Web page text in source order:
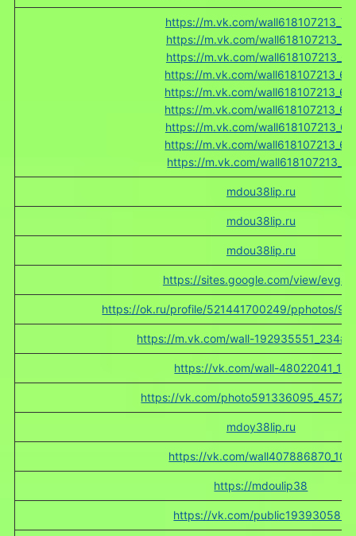
https://m.vk.com/wall618107213_72
https://m.vk.com/wall618107213_71
https://m.vk.com/wall618107213_67
https://m.vk.com/wall618107213_66
https://m.vk.com/wall618107213_65
https://m.vk.com/wall618107213_63
https://m.vk.com/wall618107213_62
https://m.vk.com/wall618107213_60
https://m.vk.com/wall618107213_51
mdou38lip.ru
mdou38lip.ru
mdou38lip.ru
https://sites.google.com/view/
https://ok.ru/profile/521441700249/pphotos/
https://m.vk.com/wall-
https://vk.com/wall-48022041_11
https://vk.com/
mdoy38lip.ru
https://vk.com/wall407886870_102
https://mdoulip38
https://vk.com/public193930589